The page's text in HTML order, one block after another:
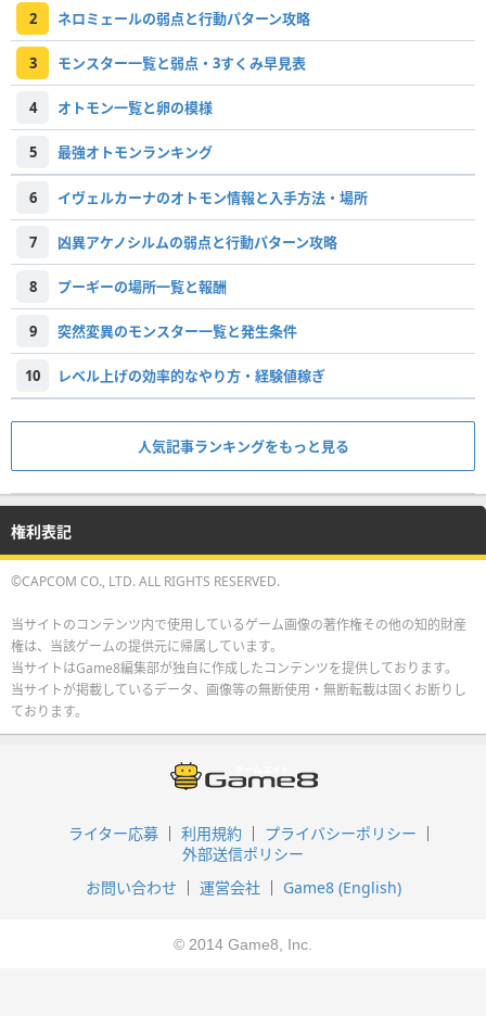
2 ネロミェールの弱点と行動パターン攻略
3 モンスター一覧と弱点・3すくみ早見表
4 オトモン一覧と卵の模様
5 最強オトモンランキング
6 イヴェルカーナのオトモン情報と入手方法・場所
7 凶異アケノシルムの弱点と行動パターン攻略
8 プーギーの場所一覧と報酬
9 突然変異のモンスター一覧と発生条件
10 レベル上げの効率的なやり方・経験値稼ぎ
人気記事ランキングをもっと見る
権利表記
©CAPCOM CO., LTD. ALL RIGHTS RESERVED.
当サイトのコンテンツ内で使用しているゲーム画像の著作権その他の知的財産
権は、当該ゲームの提供元に帰属しています。
当サイトはGame8編集部が独自に作成したコンテンツを提供しております。
当サイトが掲載しているデータ、画像等の無断使用・無断転載は固くお断りし
ております。
ライター応募 利用規約
プライバシーポリシー
外部送信ポリシー
お問い合わせ
運営会社 Game8 (English)
© 2014 Game8, Inc.